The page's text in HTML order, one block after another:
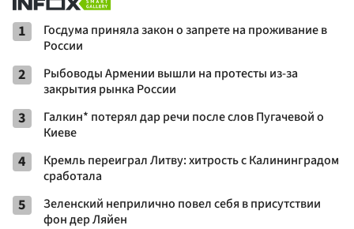
1
Госдума приняла закон о запрете на проживание в
России
2
Рыбоводы Армении вышли на протесты из-за
закрытия рынка России
3
Галкин* потерял дар речи после слов Пугачевой о
Киеве
4
Кремль переиграл Литву: хитрость с Калининградом
сработала
5
Зеленский неприлично повел cебя в присутствии
фон дер Ляйен